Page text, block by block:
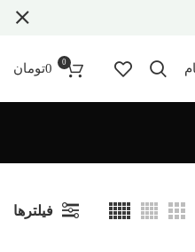
0
0تومان
فیلترها